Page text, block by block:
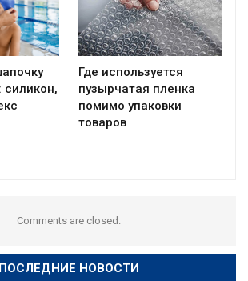
силикон,
Где используется
пузырчатая пленка
помимо упаковки
товаров
Comments are closed.
ПОСЛЕДНИЕ НОВОСТИ